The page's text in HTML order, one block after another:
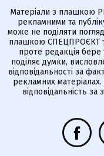
Матеріали з плашкою
рекламними та
може не поділяти
плашкою СПЕЦПРОЄКТ
проте редакція бере
поділяє думки,
відповідальності за
рекламних
відповідальність